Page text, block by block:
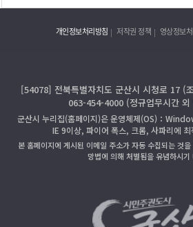
개인정보처리방침 저작권 정책 영상정보
[54078] 전북특별자치도 군산시 시청로 17 (
063-454-4000 (정규업무시간 외
군산시 누리집(홈페이지)은 운영체제(OS)：
IE 9이상, 파이어 폭스, 크롬, 사파리에
본 홈페이지에 게시된 이메일 주소가 자동 수집되는 것
망법에 의해 처벌됨을 유념하시기